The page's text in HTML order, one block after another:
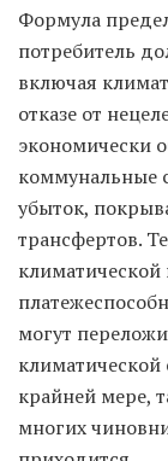
Формула
потребитель
включая
отказе от
экономически
коммунальные
убыток,
трансфертов.
климатической
могут
крайней мере,
многих